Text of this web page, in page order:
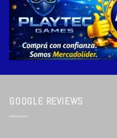
GOOGLE REVIEWS